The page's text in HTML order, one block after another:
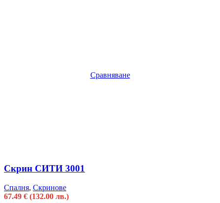
Сравняване
Скрин СИТИ 3001
Спалня, Скринове
67.49 € (132.00 лв.)